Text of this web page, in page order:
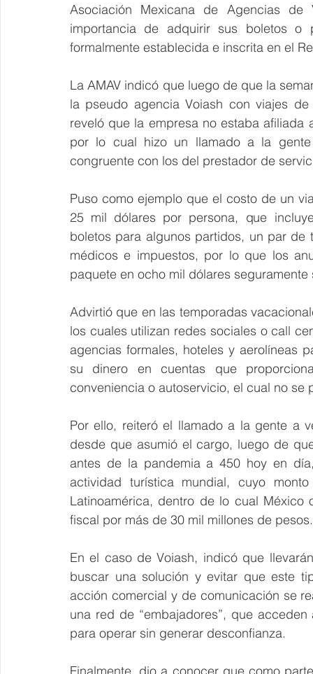
Asociación Mexicana de Agencias
importancia de adquirir sus boletos
formalmente establecida e inscrita en el
La AMAV indicó que luego de que la
la pseudo agencia Voiash con viajes
reveló que la empresa no estaba afiliada
por lo cual hizo un llamado a la
congruente con los del prestador de
Puso como ejemplo que el costo de un
25 mil dólares por persona, que
boletos para algunos partidos, un par de
médicos e impuestos, por lo que los
paquete en ocho mil dólares
Advirtió que en las temporadas
los cuales utilizan redes sociales o call
agencias formales, hoteles y aerolíneas
su dinero en cuentas que
conveniencia o autoservicio, el cual no se
Por ello, reiteró el llamado a la gente a
desde que asumió el cargo, luego de
antes de la pandemia a 450 hoy en
actividad turística mundial, cuyo
Latinoamérica, dentro de lo cual
fiscal por más de 30 mil millones de pesos.
En el caso de Voiash, indicó que
buscar una solución y evitar que este
acción comercial y de comunicación se
una red de “embajadores”, que
para operar sin generar desconfianza.
Finalmente, dio a conocer que como